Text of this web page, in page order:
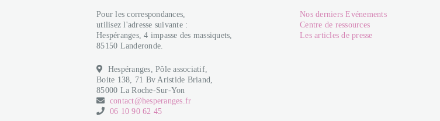
Pour les correspondances,
utilisez l'adresse suivante :
Hespéranges, 4 impasse des massiquets,
85150 Landeronde.
Hespéranges, Pôle associatif,
Boite 138, 71 Bv Aristide Briand,
85000 La Roche-Sur-Yon
contact@hesperanges.fr
06 10 90 62 45
Nos derniers Evénements
Centre de ressources
Les articles de presse